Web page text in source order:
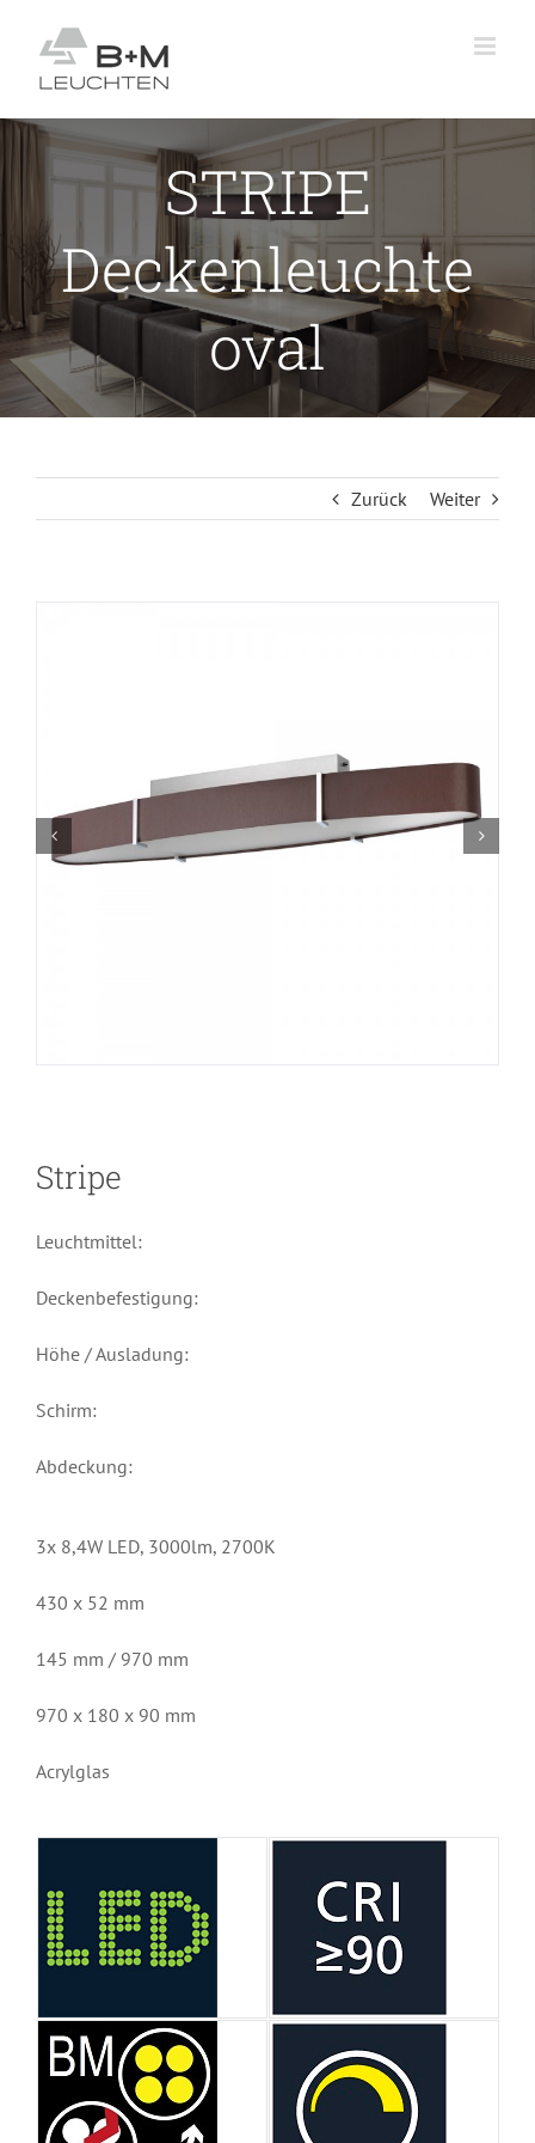
Inhalt
springen
STRIPE
Deckenleuchte
oval
Zurück Weiter
Stripe
Leuchtmittel:
Deckenbefestigung:
Höhe / Ausladung:
Schirm:
Abdeckung:
3x 8,4W LED, 3000lm, 2700K
430 x 52 mm
145 mm / 970 mm
970 x 180 x 90 mm
Acrylglas